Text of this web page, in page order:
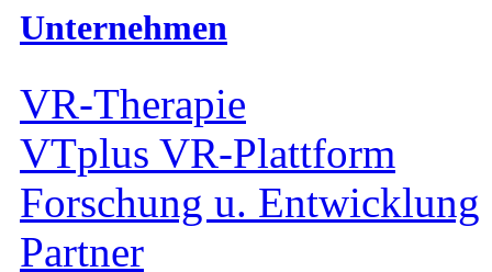
Unternehmen
VR-Therapie
VTplus VR-Plattform
Forschung u. Entwicklung
Partner